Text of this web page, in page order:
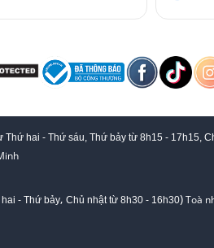
Thứ hai - Thứ sáu, Thứ bảy từ 8h15 - 17h15,
- Thứ bảy, Chủ nhật từ 8h30 - 16h30)Toà